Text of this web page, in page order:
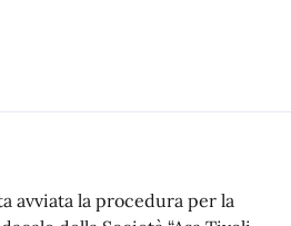
avviata la procedura per la